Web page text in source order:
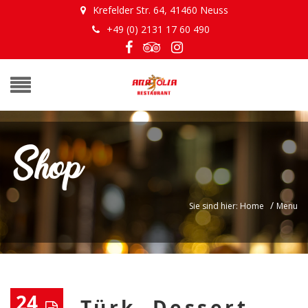
Krefelder Str. 64, 41460 Neuss
+49 (0) 2131 17 60 490
Shop
Sie sind hier: Home / Menu